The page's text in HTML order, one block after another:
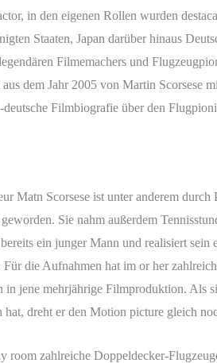
in den eigenen Rollen wurden
Staaten, Japan darüber hinaus
Filmemachers und
dem Jahr 2005 von Martin Scorsese
Filmbiografie über den
Matn Scorsese ist unter anderem
Sie nahm außerdem
ein junger Mann und realisiert
die Aufnahmen hat im or her
jene mehrjährige Filmproduktion. Als
dreht er den Motion picture gleich
room zahlreiche Doppeldecker-